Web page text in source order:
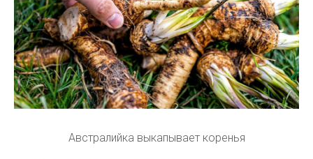
Австралийка выкапывает коренья